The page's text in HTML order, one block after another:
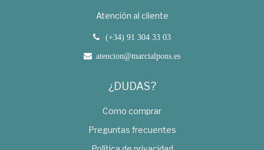
Atención al cliente
(+34) 91 304 33 03
atencion@marcialpons.es
¿DUDAS?
Como comprar
Preguntas frecuentes